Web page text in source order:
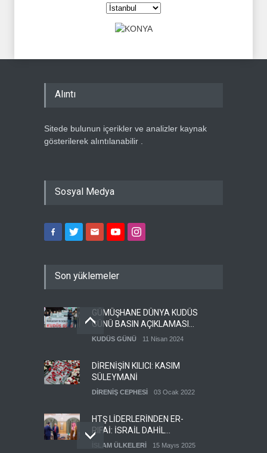
Alıntı
Sitede bulunun içerikler ve analizler kaynak
gösterilerek alıntılanabilir .
Sosyal Medya
Son yüklemeler
GÜMÜŞHANE DÜNYA KUDÜS
GÜNÜ BASIN AÇIKLAMASI
(VİDEO-FOTO)
KUDÜS GÜNÜ 11 Nisan 2024
DİRENİŞİN KILICI: KASIM
SÜLEYMANİ
DİRENİŞ CEPHESİ 03 Ocak 2022
HTŞ LİDERLERİNDEN ER-
RIFAİ: İSRAİL DAHİL
HERKESLE BARIŞ
İSLAM ÜLKELERİ 15 Mayıs 2025